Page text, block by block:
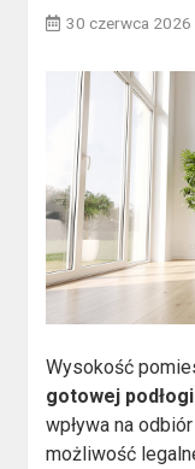
30 czerwca 2026
Wysokość
gotowej
wpływa na
możliwość